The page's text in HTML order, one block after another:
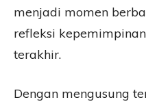
menjadi momen
refleksi
terakhir.
Dengan mengusung